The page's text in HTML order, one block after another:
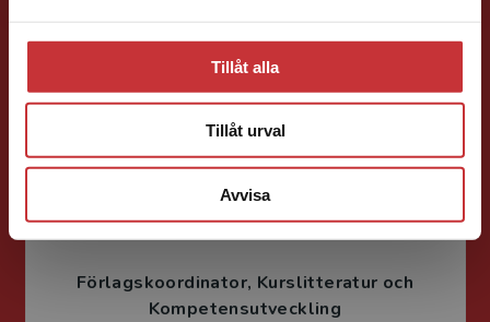
Tillåt alla
Tillåt urval
Avvisa
E-post
Susanne Borg-Törn
Förlagskoordinator Kurslitteratur och
Kompetensutveckling